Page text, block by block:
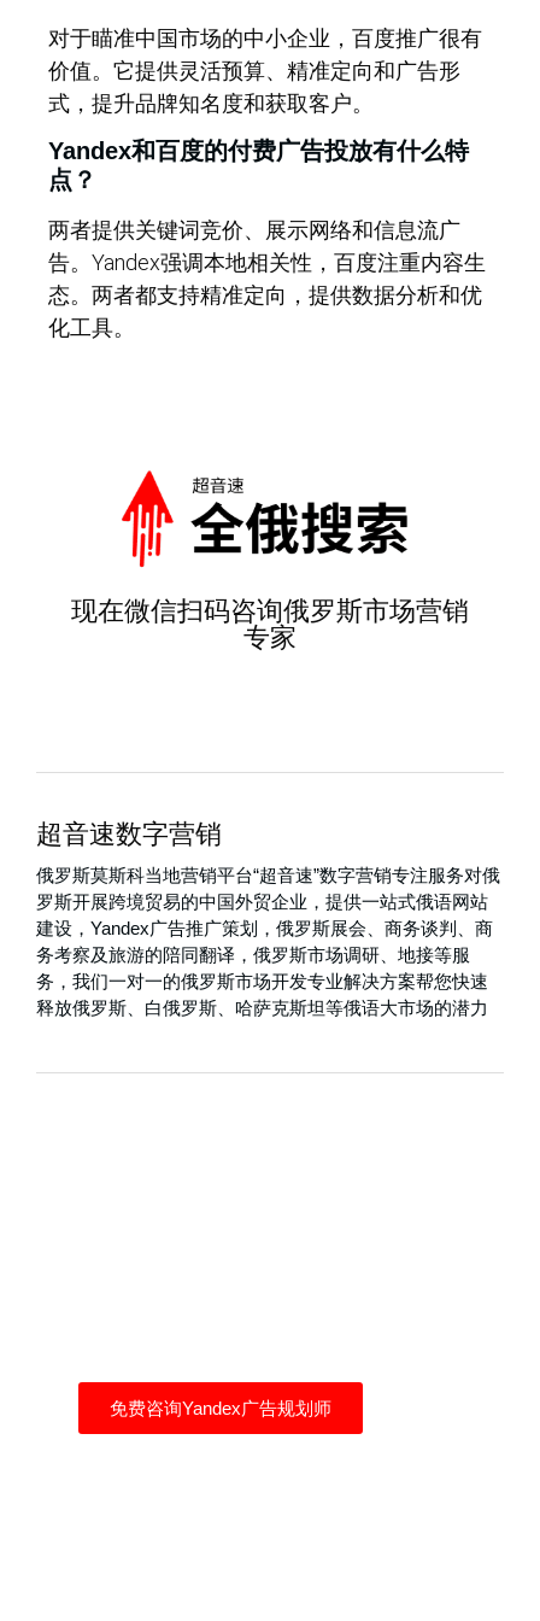
对于瞄准中国市场的中小企业，百度推广很有
价值。它提供灵活预算、精准定向和广告形
式，提升品牌知名度和获取客户。
Yandex和百度的付费广告投放有什么特
点？
两者提供关键词竞价、展示网络和信息流广
告。Yandex强调本地相关性，百度注重内容生
态。两者都支持精准定向，提供数据分析和优
化工具。
现在微信扫码咨询俄罗斯市场营销
专家
超音速数字营销
俄罗斯莫斯科当地营销平台“超音速”数字营销专注服务对俄
罗斯开展跨境贸易的中国外贸企业，提供一站式俄语网站
建设，Yandex广告推广策划，俄罗斯展会、商务谈判、商
务考察及旅游的陪同翻译，俄罗斯市场调研、地接等服
务，我们一对一的俄罗斯市场开发专业解决方案帮您快速
释放俄罗斯、白俄罗斯、哈萨克斯坦等俄语大市场的潜力
免费咨询Yandex广告规划师